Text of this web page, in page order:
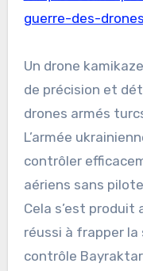
guerre-des-
Un drone
de précision et
drones armés
L’armée
contrôler
aériens sans
Cela s’est produit
réussi à frapper
contrôle